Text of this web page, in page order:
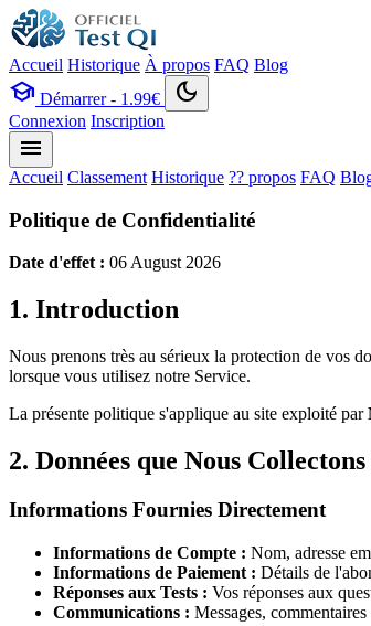
Accueil Historique À propos FAQ Blog
school Démarrer - 1.99€ dark_mode
Connexion Inscription
menu
Accueil Classement Historique ?? propos FAQ
Politique de Confidentialité
Date d'effet : 06 August 2026
1. Introduction
Nous prenons très au sérieux la protection de vos
lorsque vous utilisez notre Service.
La présente politique s'applique au site exploité par
2. Données que Nous Collectons
Informations Fournies Directement
Informations de Compte : Nom, adresse
Informations de Paiement : Détails de
Réponses aux Tests : Vos réponses aux
Communications : Messages,